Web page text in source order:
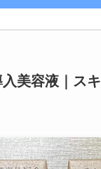
美容液｜ス